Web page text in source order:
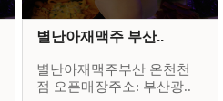
별난아재맥주 부산..
별난아재맥주부산 온천천
점 오픈매장주소: 부산광..